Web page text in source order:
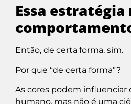
Essa estratégia
Então, de certa forma, sim.
Por que “de certa forma”?
As cores podem
humano, mas não é uma